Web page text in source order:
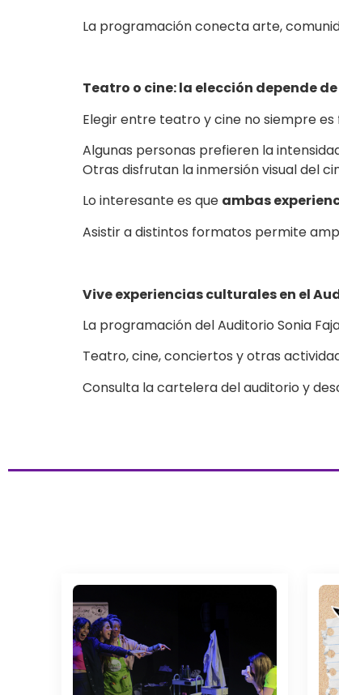
La programación conecta arte,
Teatro o cine: la elección depende
Elegir entre teatro y cine no siempre
Algunas personas prefieren la
Otras disfrutan la inmersión visual del
Lo interesante es que ambas
Asistir a distintos formatos permite
Vive experiencias culturales en el
La programación del Auditorio Sonia
Teatro, cine, conciertos y otras
Consulta la cartelera del auditorio y